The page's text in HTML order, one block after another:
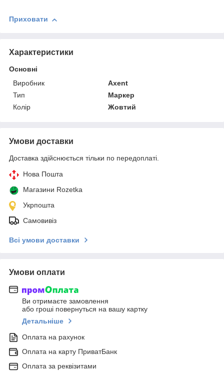
Приховати
Характеристики
Основні
Виробник
Axent
Тип
Маркер
Колір
Жовтий
Умови доставки
Доставка здійснюється тільки по передоплаті.
Нова Пошта
Магазини Rozetka
Укрпошта
Самовивіз
Всі умови доставки
Умови оплати
Ви отримаєте замовлення
або гроші повернуться на вашу картку
Детальніше
Оплата на рахунок
Оплата на карту ПриватБанк
Оплата за реквізитами